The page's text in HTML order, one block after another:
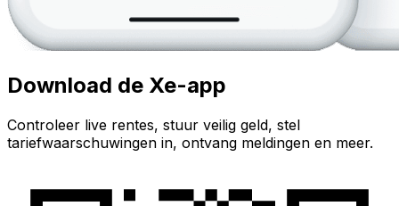
Download de Xe-app
Controleer live rentes, stuur veilig geld, stel
tariefwaarschuwingen in, ontvang meldingen en meer.